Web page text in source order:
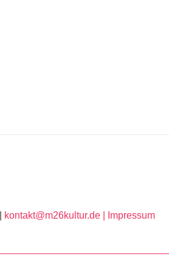
kontakt@m26kultur.de | Impressum